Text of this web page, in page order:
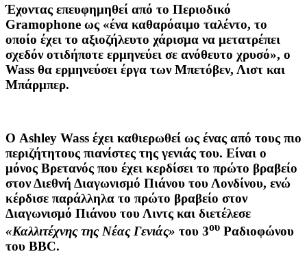
Έχοντας επευφημηθεί από το Περιοδικό
Gramophone ως «ένα καθαρόαιμο ταλέντο, το
οποίο έχει το αξιοζήλευτο χάρισμα να μετατρέπει
σχεδόν οτιδήποτε ερμηνεύει σε ανόθευτο χρυσό», ο
Wass θα ερμηνεύσει έργα των Μπετόβεν, Λιστ και
Μπάρμπερ.
Ο Ashley Wass έχει καθιερωθεί ως ένας από τους πιο
περιζήτητους πιανίστες της γενιάς του. Είναι ο
μόνος Βρετανός που έχει κερδίσει το πρώτο βραβείο
στον Διεθνή Διαγωνισμό Πιάνου του Λονδίνου, ενώ
κέρδισε παράλληλα το πρώτο βραβείο στον
Διαγωνισμό Πιάνου του Λιντς και διετέλεσε
«Καλλιτέχνης της Νέας Γενιάς» του 3ου Ραδιοφώνου
του BBC.